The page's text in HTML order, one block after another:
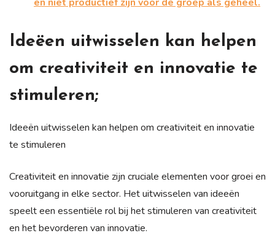
Ideëen uitwisselen kan helpen
om creativiteit en innovatie te
stimuleren;
Ideeën uitwisselen kan helpen om creativiteit en innovatie
te stimuleren
Creativiteit en innovatie zijn cruciale elementen voor groei en
vooruitgang in elke sector. Het uitwisselen van ideeën
speelt een essentiële rol bij het stimuleren van creativiteit
en het bevorderen van innovatie.